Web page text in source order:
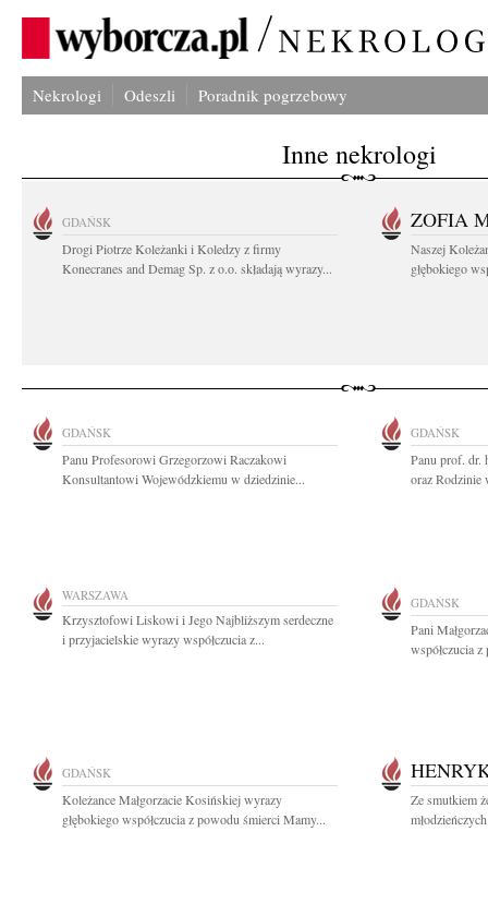
Nekrologi Odeszli Poradnik pogrzebowy
Inne nekrologi
GDAŃSK
Drogi Piotrze Koleżanki i Koledzy z firmy
Konecranes and Demag Sp. z o.o. składają wyrazy...
ZOFIA
Naszej
głębokiego
GDAŃSK
Panu Profesorowi Grzegorzowi Raczakowi
Konsultantowi Wojewódzkiemu w dziedzinie...
GDAŃSK
Panu prof. dr.
oraz Rodzinie
WARSZAWA
Krzysztofowi Liskowi i Jego Najbliższym serdeczne
i przyjacielskie wyrazy współczucia z...
GDAŃSK
Pani
współczucia
GDAŃSK
Koleżance Małgorzacie Kosińskiej wyrazy
głębokiego współczucia z powodu śmierci Mamy...
Ze smutkiem